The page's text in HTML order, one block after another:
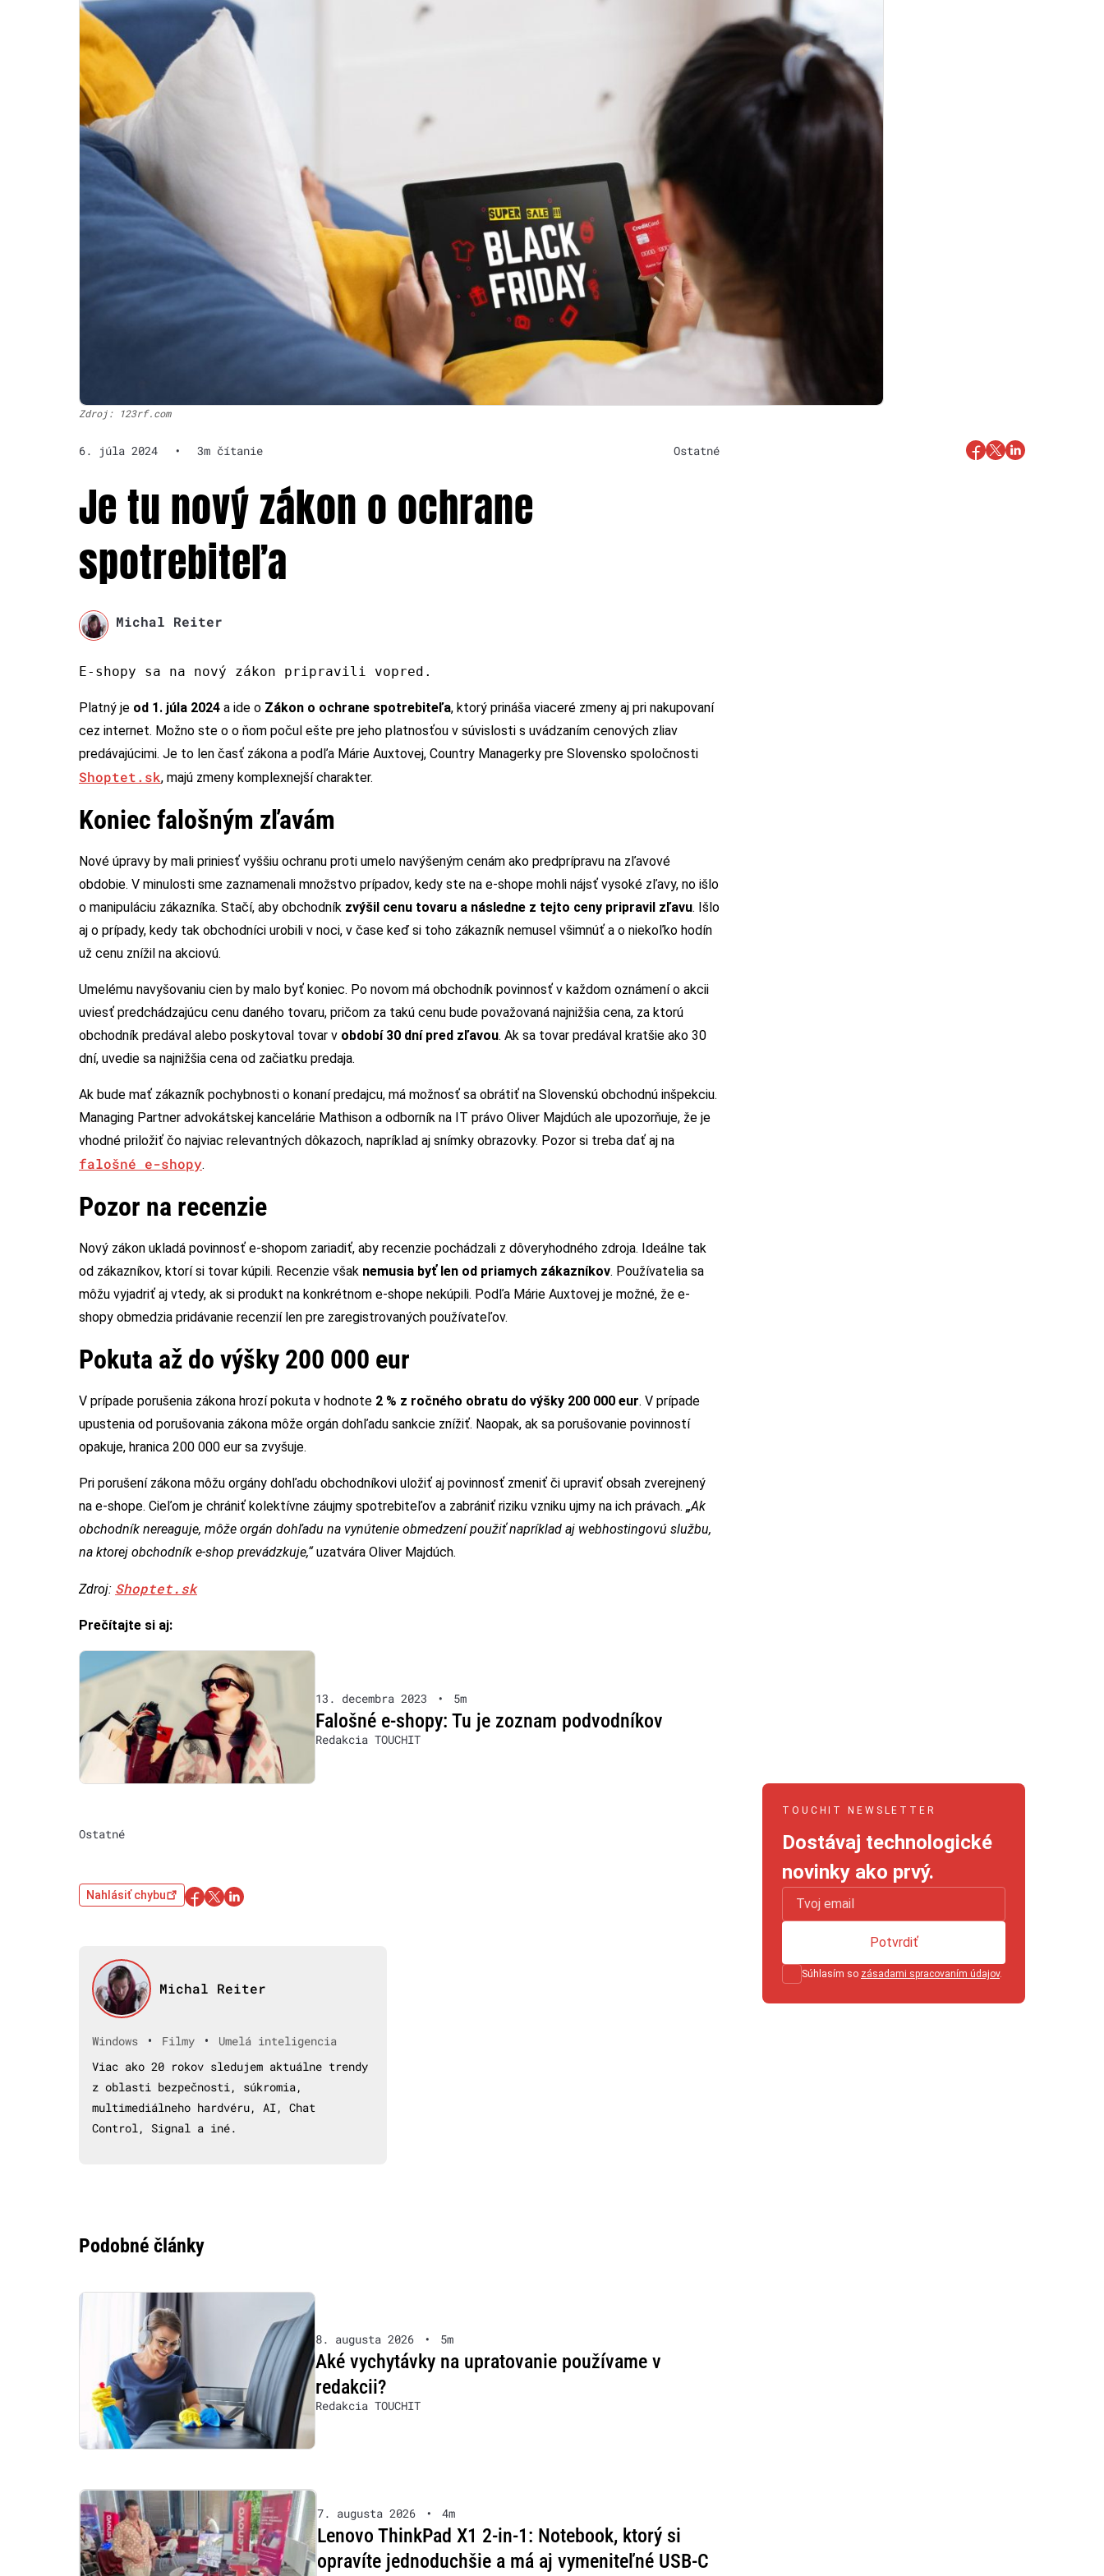
Zdroj: 123rf.com
6. júla 2024 • 3m čítanie Ostatné
Je tu nový zákon o ochrane
spotrebiteľa
Michal Reiter
E-shopy sa na nový zákon pripravili vopred.
Platný je od 1. júla 2024 a ide o Zákon o ochrane spotrebiteľa, ktorý prináša viaceré zmeny aj pri nakupovaní
cez internet. Možno ste o o ňom počul ešte pre jeho platnosťou v súvislosti s uvádzaním cenových zliav
predávajúcimi. Je to len časť zákona a podľa Márie Auxtovej, Country Managerky pre Slovensko spoločnosti
Shoptet.sk, majú zmeny komplexnejší charakter.
Koniec falošným zľavám
Nové úpravy by mali priniesť vyššiu ochranu proti umelo navýšeným cenám ako predprípravu na zľavové
obdobie. V minulosti sme zaznamenali množstvo prípadov, kedy ste na e-shope mohli nájsť vysoké zľavy, no išlo
o manipuláciu zákazníka. Stačí, aby obchodník zvýšil cenu tovaru a následne z tejto ceny pripravil zľavu. Išlo
aj o prípady, kedy tak obchodníci urobili v noci, v čase keď si toho zákazník nemusel všimnúť a o niekoľko hodín
už cenu znížil na akciovú.
Umelému navyšovaniu cien by malo byť koniec. Po novom má obchodník povinnosť v každom oznámení o akcii
uviesť predchádzajúcu cenu daného tovaru, pričom za takú cenu bude považovaná najnižšia cena, za ktorú
obchodník predával alebo poskytoval tovar v období 30 dní pred zľavou. Ak sa tovar predával kratšie ako 30
dní, uvedie sa najnižšia cena od začiatku predaja.
Ak bude mať zákazník pochybnosti o konaní predajcu, má možnosť sa obrátiť na Slovenskú obchodnú inšpekciu.
Managing Partner advokátskej kancelárie Mathison a odborník na IT právo Oliver Majdúch ale upozorňuje, že je
vhodné priložiť čo najviac relevantných dôkazoch, napríklad aj snímky obrazovky. Pozor si treba dať aj na
falošné e-shopy.
Pozor na recenzie
Nový zákon ukladá povinnosť e-shopom zariadiť, aby recenzie pochádzali z dôveryhodného zdroja. Ideálne tak
od zákazníkov, ktorí si tovar kúpili. Recenzie však nemusia byť len od priamych zákazníkov. Používatelia sa
môžu vyjadriť aj vtedy, ak si produkt na konkrétnom e-shope nekúpili. Podľa Márie Auxtovej je možné, že e-
shopy obmedzia pridávanie recenzií len pre zaregistrovaných používateľov.
Pokuta až do výšky 200 000 eur
V prípade porušenia zákona hrozí pokuta v hodnote 2 % z ročného obratu do výšky 200 000 eur. V prípade
upustenia od porušovania zákona môže orgán dohľadu sankcie znížiť. Naopak, ak sa porušovanie povinností
opakuje, hranica 200 000 eur sa zvyšuje.
Pri porušení zákona môžu orgány dohľadu obchodníkovi uložiť aj povinnosť zmeniť či upraviť obsah zverejnený
na e-shope. Cieľom je chrániť kolektívne záujmy spotrebiteľov a zabrániť riziku vzniku ujmy na ich právach. „Ak
obchodník nereaguje, môže orgán dohľadu na vynútenie obmedzení použiť napríklad aj webhostingovú službu,
na ktorej obchodník e-shop prevádzkuje,“uzatvára Oliver Majdúch.
Zdroj: Shoptet.sk
Prečítajte si aj:
13. decembra 2023 • 5m
Falošné e-shopy: Tu je zoznam podvodníkov
Redakcia TOUCHIT
Ostatné
Nahlásiť chybu
Michal Reiter
Windows • Filmy •
Umelá inteligencia
Viac ako 20 rokov sledujem aktuálne trendy
z oblasti bezpečnosti, súkromia,
multimediálneho hardvéru, AI, Chat
Control, Signal a iné.
Podobné články
8. augusta 2026 • 5m
Aké vychytávky na upratovanie používame v
redakcii?
Redakcia TOUCHIT
7. augusta 2026 • 4m
Lenovo ThinkPad X1 2-in-1: Notebook, ktorý si
opravíte jednoduchšie a má aj vymeniteľné USB-C
TOUCHIT NEWSLETTER
Dostávaj technologické
novinky ako prvý.
Súhlasím so zásadami spracovaním údajov.
Potvrdiť